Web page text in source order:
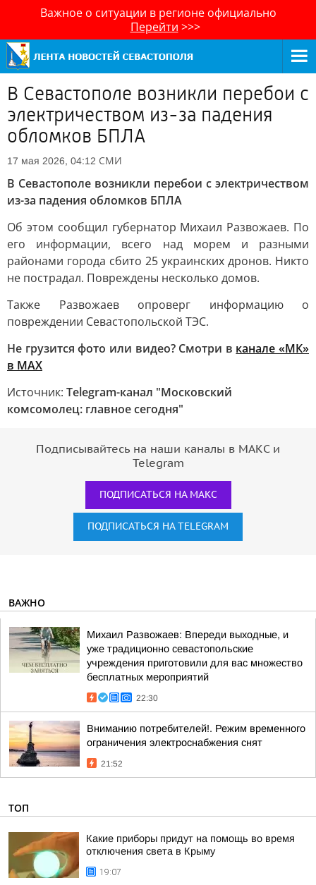
Важное о ситуации в регионе официально
Перейти >>>
В Севастополе возникли перебои с
электричеством из-за падения
обломков БПЛА
17 мая 2026, 04:12 СМИ
В Севастополе возникли перебои с электричеством
из-за падения обломков БПЛА
Об этом сообщил губернатор Михаил Развожаев. По
его информации, всего над морем и разными
районами города сбито 25 украинских дронов. Никто
не пострадал. Повреждены несколько домов.
Также Развожаев опроверг информацию о
повреждении Севастопольской ТЭС.
Не грузится фото или видео? Смотри в канале «МК»
в MAX
Источник: Telegram-канал "Московский
комсомолец: главное сегодня"
Подписывайтесь на наши каналы в МАКС и
Telegram
ПОДПИСАТЬСЯ НА МАКС
ПОДПИСАТЬСЯ НА TELEGRAM
ВАЖНО
Михаил Развожаев: Впереди выходные, и
уже традиционно севастопольские
учреждения приготовили для вас множество
бесплатных мероприятий
22:30
Вниманию потребителей!. Режим временного
ограничения электроснабжения снят
21:52
ТОП
Какие приборы придут на помощь во время
отключения света в Крыму
19:07